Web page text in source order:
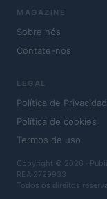
MAGAZINE
Sobre nós
Contate-nos
LEGAL
Política de
Política de cookies
Termos de uso
Copyright © 2026 ·
REA 2729933
Todos os direitos